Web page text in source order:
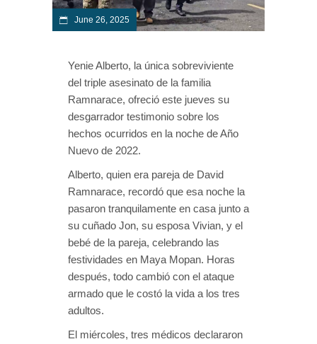
June 26, 2025
Yenie Alberto, la única sobreviviente
del triple asesinato de la familia
Ramnarace, ofreció este jueves su
desgarrador testimonio sobre los
hechos ocurridos en la noche de Año
Nuevo de 2022.
Alberto, quien era pareja de David
Ramnarace, recordó que esa noche la
pasaron tranquilamente en casa junto a
su cuñado Jon, su esposa Vivian, y el
bebé de la pareja, celebrando las
festividades en Maya Mopan. Horas
después, todo cambió con el ataque
armado que le costó la vida a los tres
adultos.
El miércoles, tres médicos declararon